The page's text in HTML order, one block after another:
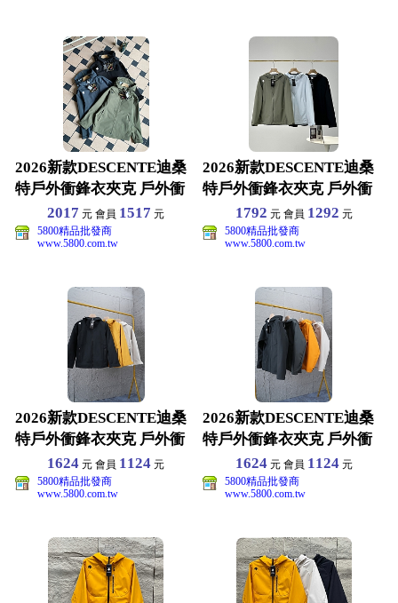
2026新款DESCENTE迪桑
特戶外衝鋒衣夾克 戶外衝
鋒衣夾克 M-
2017 元 會員 1517 元
5800精品批發商
www.5800.com.tw
2026新款DESCENTE迪桑
特戶外衝鋒衣夾克 戶外衝
鋒衣夾克 M-
1792 元 會員 1292 元
5800精品批發商
www.5800.com.tw
2026新款DESCENTE迪桑
特戶外衝鋒衣夾克 戶外衝
鋒衣夾克 M-
1624 元 會員 1124 元
5800精品批發商
www.5800.com.tw
2026新款DESCENTE迪桑
特戶外衝鋒衣夾克 戶外衝
鋒衣夾克 M-
1624元 會員 1124元
5800精品批發商
www.5800.com.tw